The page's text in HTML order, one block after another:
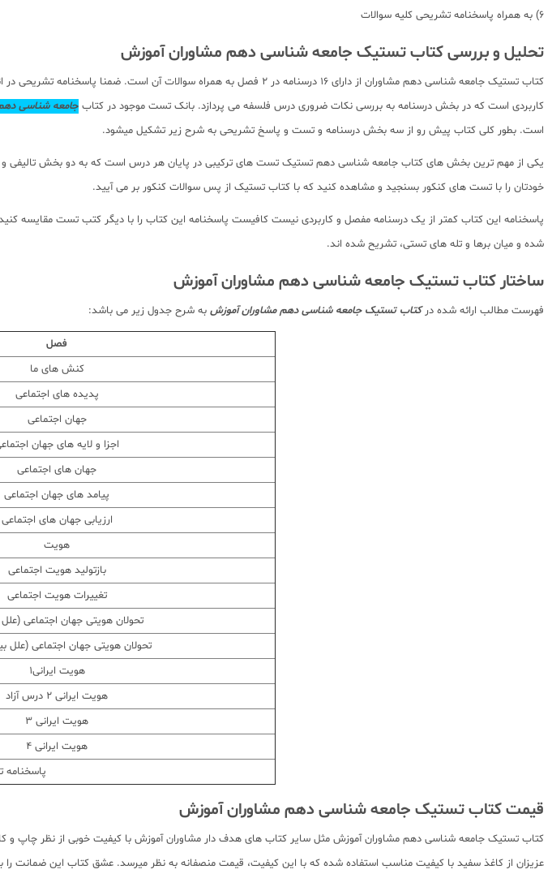
6) به همراه پاسخنامه تشریحی کلیه سوالات
تحلیل و بررسی کتاب تستیک جامعه شناسی دهم مشاوران آموزش
کاربردی است که در بخش درسنامه به بررسی نکات ضروری درس فلسفه می پردازد. بانک تست موجود در کتاب جامعه شناسی
است. بطور کلی کتاب پیش رو از سه بخش درسنامه و تست و پاسخ تشریحی به شرح زیر تشکیل میشود.
یکی از مهم ترین بخش های کتاب جامعه شناسی دهم تستیک تست های ترکیبی در پایان هر درس است که به دو بخش
خودتان را با تست های کنکور بسنجید و مشاهده کنید که با کتاب تستیک از پس سوالات کنکور بر می آیید.
شده و میان برها و تله های تستی، تشریح شده اند.
ساختار کتاب تستیک جامعه شناسی دهم مشاوران آموزش
فهرست مطالب ارائه شده درکتاب تستیک جامعه شناسی دهم مشاوران آموزش به شرح جدول زیر می باشد:
فصل
کنش های ما
پدیده های اجتماعی
جهان اجتماعی
اجزا و لایه های جهان
جهان های اجتماعی
پیامد های جهان اجتماعی
ارزیابی جهان های اجتماعی
هویت
بازتولید هویت اجتماعی
تغییرات هویت اجتماعی
تحولان هویتی جهان اجتماعی
تحولان هویتی جهان اجتماعی (علل
هویت ایرانی1
هویت ایرانی 2 درس آزاد
هویت ایرانی 3
هویت ایرانی 4
قیمت کتاب تستیک جامعه شناسی دهم مشاوران آموزش
کتاب تستیک جامعه شناسی دهم مشاوران آموزش مثل سایر کتاب های هدف دار مشاوران آموزش با کیفیت خوبی از نظر چاپ
عزیزان از کاغذ سفید با کیفیت مناسب استفاده شده که با این کیفیت، قیمت منصفانه به نظر میرسد. عشق کتاب این ضمانت را